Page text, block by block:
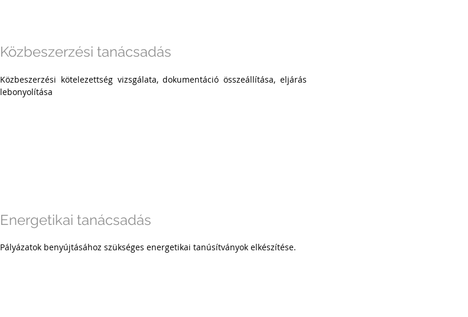
Közbeszerzési tanácsadás
Közbeszerzési kötelezettség vizsgálata, dokumentáció összeállítása, eljárás
lebonyolítása
Energetikai tanácsadás
Pályázatok benyújtásához szükséges energetikai tanúsítványok elkészítése.